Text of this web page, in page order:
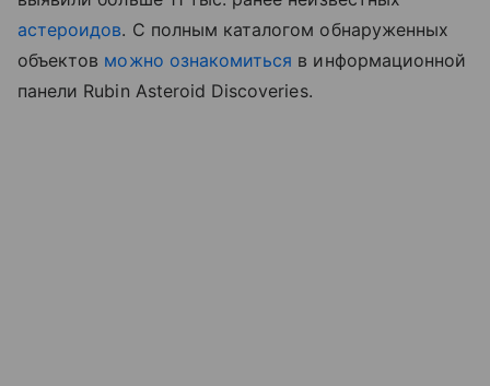
астероидов. С полным каталогом обнаруженных
объектов можно ознакомиться в информационной
панели Rubin Asteroid Discoveries.